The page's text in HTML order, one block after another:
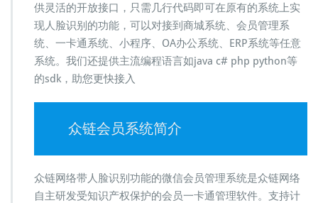
供灵活的开放接口，只需几行代码即可在原有的系统上实
现人脸识别的功能，可以对接到商城系统、会员管理系
统、一卡通系统、小程序、OA办公系统、ERP系统等任意
系统。我们还提供主流编程语言如java c# php python等
的sdk，助您更快接入
众链会员系统简介
众链网络带人脸识别功能的微信会员管理系统是众链网络
自主研发受知识产权保护的会员一卡通管理软件。支持计